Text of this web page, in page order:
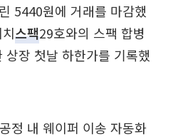
5440원에 거래를 마감했
스팩29호와의 스팩 합병
장 첫날 하한가를 기록했
정 내 웨이퍼 이송 자동화